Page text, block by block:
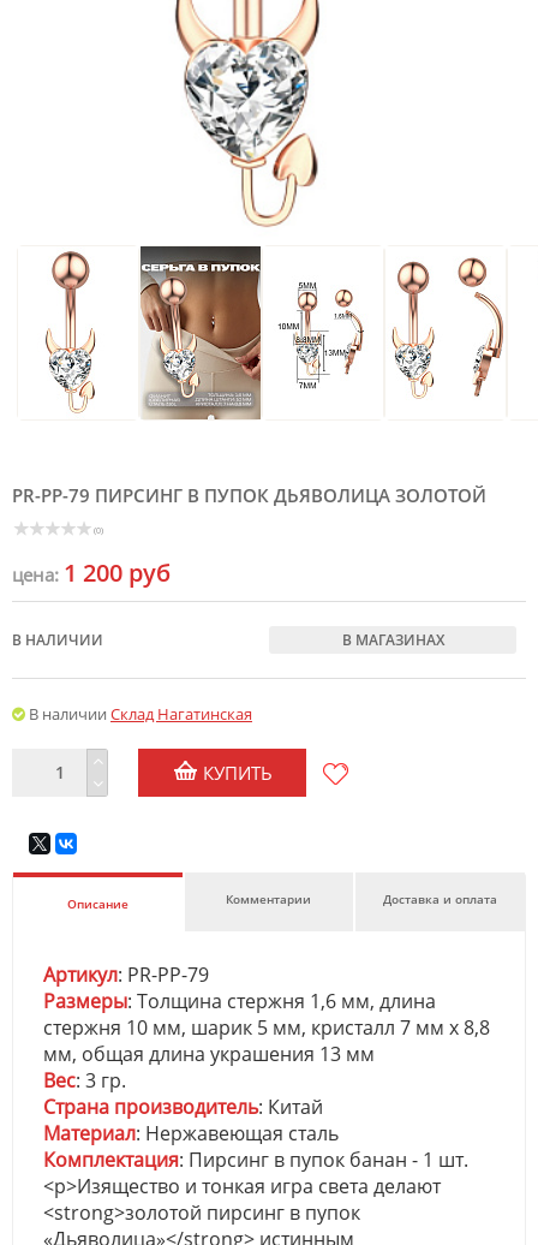
PR-PP-79 ПИРСИНГ В ПУПОК ДЬЯВОЛИЦА ЗОЛОТОЙ
(0)
цена: 1 200 руб
В НАЛИЧИИ В МАГАЗИНАХ
В наличии Склад Нагатинская
КУПИТЬ
Описание Комментарии Доставка и оплата
Артикул: PR-PP-79
Размеры: Толщина стержня 1,6 мм, длина
стержня 10 мм, шарик 5 мм, кристалл 7 мм х 8,8
мм, общая длина украшения 13 мм
Вес: 3 гр.
Страна производитель: Китай
Материал: Нержавеющая сталь
Комплектация: Пирсинг в пупок банан - 1 шт.
<p>Изящество и тонкая игра света делают
<strong>золотой пирсинг в пупок
«Дьяволица»</strong> истинным